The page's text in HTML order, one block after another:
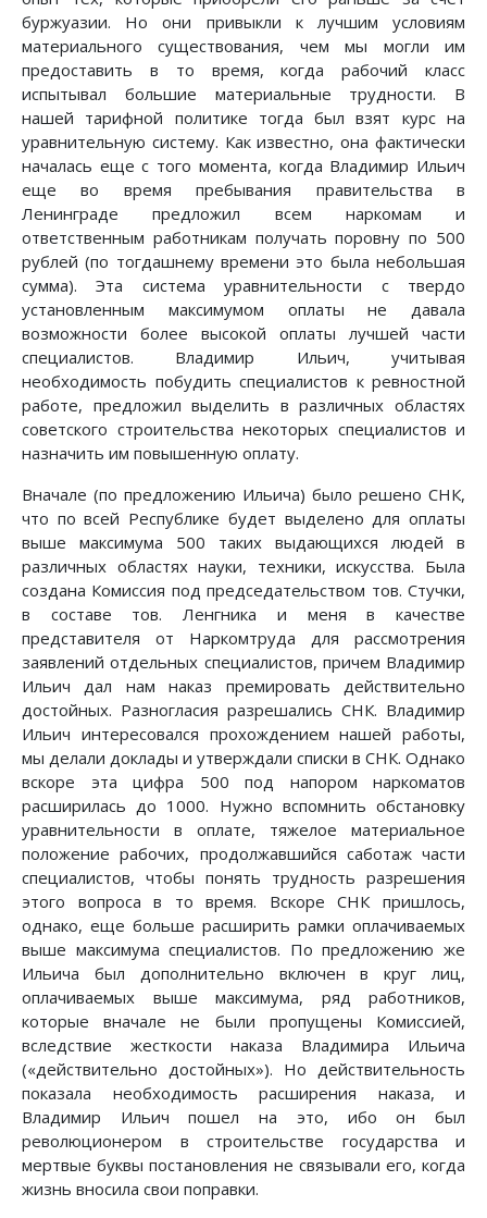
буржуазии. Но они привыкли к лучшим условиям
материального существования, чем мы могли им
предоставить в то время, когда рабочий класс
испытывал большие материальные трудности. В
нашей тарифной политике тогда был взят курс на
уравнительную систему. Как известно, она фактически
началась еще с того момента, когда Владимир Ильич
еще во время пребывания правительства в
Ленинграде предложил всем наркомам и
ответственным работникам получать поровну по 500
рублей (по тогдашнему времени это была небольшая
сумма). Эта система уравнительности с твердо
установленным максимумом оплаты не давала
возможности более высокой оплаты лучшей части
специалистов. Владимир Ильич, учитывая
необходимость побудить специалистов к ревностной
работе, предложил выделить в различных областях
советского строительства некоторых специалистов и
назначить им повышенную оплату.
Вначале (по предложению Ильича) было решено СНК,
что по всей Республике будет выделено для оплаты
выше максимума 500 таких выдающихся людей в
различных областях науки, техники, искусства. Была
создана Комиссия под председательством тов. Стучки,
в составе тов. Ленгника и меня в качестве
представителя от Наркомтруда для рассмотрения
заявлений отдельных специалистов, причем Владимир
Ильич дал нам наказ премировать действительно
достойных. Разногласия разрешались СНК. Владимир
Ильич интересовался прохождением нашей работы,
мы делали доклады и утверждали списки в СНК. Однако
вскоре эта цифра 500 под напором наркоматов
расширилась до 1000. Нужно вспомнить обстановку
уравнительности в оплате, тяжелое материальное
положение рабочих, продолжавшийся саботаж части
специалистов, чтобы понять трудность разрешения
этого вопроса в то время. Вскоре СНК пришлось,
однако, еще больше расширить рамки оплачиваемых
выше максимума специалистов. По предложению же
Ильича был дополнительно включен в круг лиц,
оплачиваемых выше максимума, ряд работников,
которые вначале не были пропущены Комиссией,
вследствие жесткости наказа Владимира Ильича
(«действительно достойных»). Но действительность
показала необходимость расширения наказа, и
Владимир Ильич пошел на это, ибо он был
революционером в строительстве государства и
мертвые буквы постановления не связывали его, когда
жизнь вносила свои поправки.